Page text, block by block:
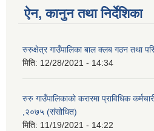
ऐन, कानुन तथा निर्देशिका
रुरुक्षेत्र गाउँपालिका बाल क्लब गठन तथा
मिति: 12/28/2021 - 14:34
रुरु गाउँपालिकाको करारमा प्राविधिक
,२०७५ (संसोधित)
मिति: 11/19/2021 - 14:22